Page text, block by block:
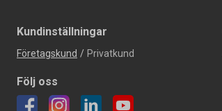
Kundinställningar
Företagskund / Privatkund
Följ oss